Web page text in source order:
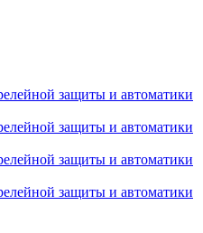
защиты и автоматики
защиты и автоматики
защиты и автоматики
защиты и автоматики